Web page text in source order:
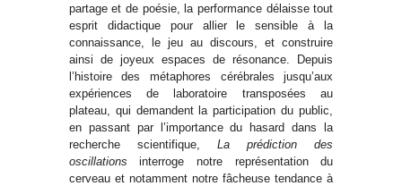
partage et de poésie, la performance délaisse tout
esprit didactique pour allier le sensible à la
connaissance, le jeu au discours, et construire
ainsi de joyeux espaces de résonance. Depuis
l’histoire des métaphores cérébrales jusqu’aux
expériences de laboratoire transposées au
plateau, qui demandent la participation du public,
en passant par l’importance du hasard dans la
recherche scientifique, La prédiction des
oscillations interroge notre représentation du
cerveau et notamment notre fâcheuse tendance à